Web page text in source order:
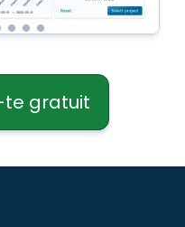
te gratuit